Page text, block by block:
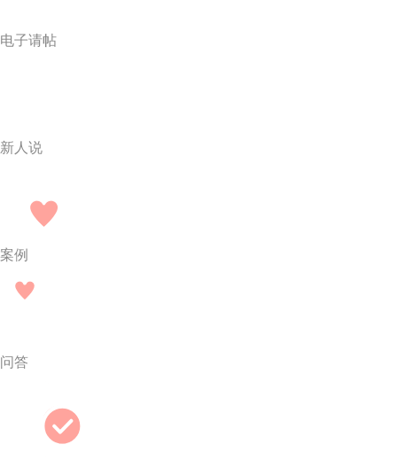
电子请帖
新人说
案例
问答